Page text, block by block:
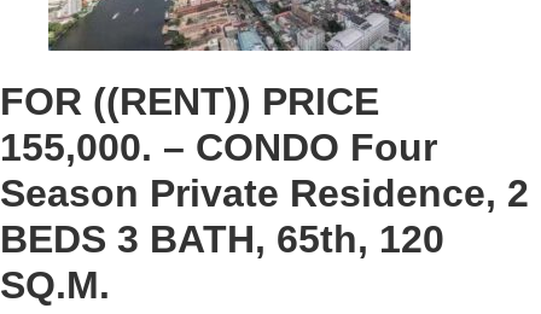
FOR ((RENT)) PRICE
155,000. – CONDO Four
Season Private Residence, 2
BEDS 3 BATH, 65th, 120
SQ.M.